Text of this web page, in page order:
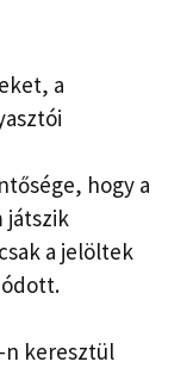
a
hogy a
játszik
a jelöltek
n keresztül